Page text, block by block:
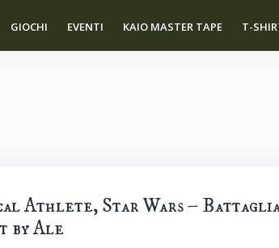
GIOCHI EVENTI KAIO MASTER TAPE T-
Athlete, Star Wars –
by Ale